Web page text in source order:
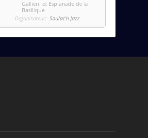
Gallieni et Esplanade de la
Basilique
Organisateur: Soulac'n Jazz